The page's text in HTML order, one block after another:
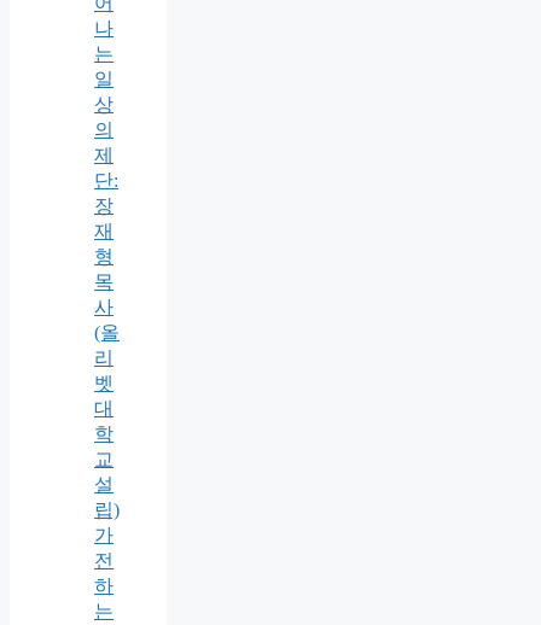
나
는
일
상
의
제
단:
장
재
형
목
사
(올
리
벳
대
학
교
설
립)
가
전
하
는